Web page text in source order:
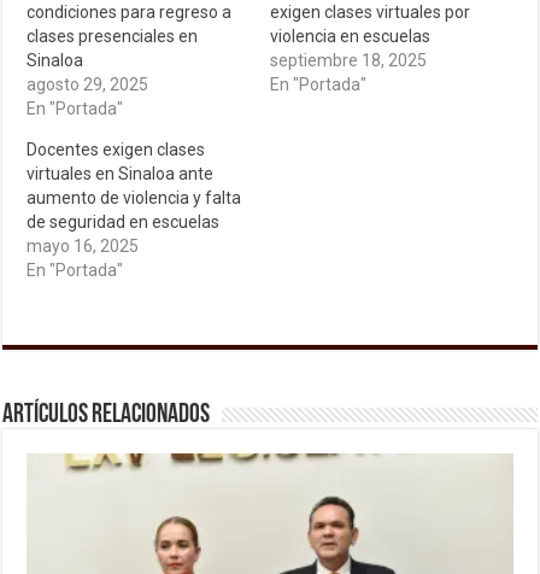
condiciones para regreso a
clases presenciales en
Sinaloa
agosto 29, 2025
En "Portada"
exigen clases virtuales por
violencia en escuelas
septiembre 18, 2025
En "Portada"
Docentes exigen clases
virtuales en Sinaloa ante
aumento de violencia y falta
de seguridad en escuelas
mayo 16, 2025
En "Portada"
Artículos relacionados